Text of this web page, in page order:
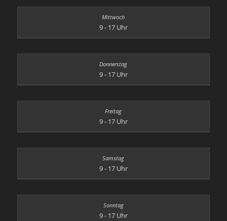
9 - 17 Uhr
9 - 17 Uhr
9 - 17 Uhr
9 - 17 Uhr
9 - 17 Uhr